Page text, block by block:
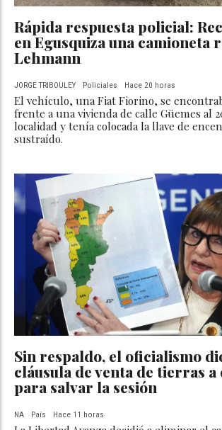
Rápida respuesta policial:
en Egusquiza una camioneta
Lehmann
JORGE TRIBOULEY Policiales Hace 20 horas
El vehículo, una Fiat Fiorino, se
frente a una vivienda de calle Güemes al
localidad y tenía colocada la llave de
sustraído.
Sin respaldo, el oficialismo
cláusula de venta de tierras
para salvar la sesión
NA País Hace 11 horas